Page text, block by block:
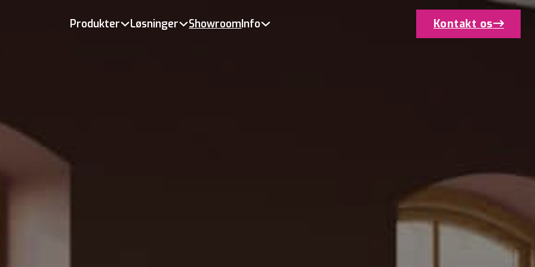
Produkter Løsninger ShowroomInfo
Kontakt os